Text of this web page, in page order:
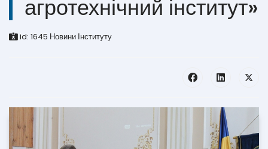
агротехнічний інститут»
id: 1645 Новини Інституту